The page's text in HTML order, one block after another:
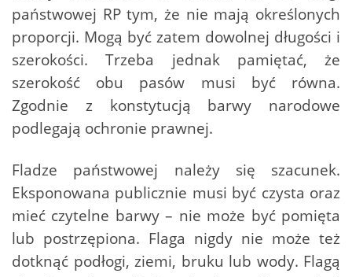
państwowej RP tym, że nie mają określonych
proporcji. Mogą być zatem dowolnej długości i
szerokości. Trzeba jednak pamiętać, że
szerokość obu pasów musi być równa.
Zgodnie z konstytucją barwy narodowe
podlegają ochronie prawnej.
Fladze państwowej należy się szacunek.
Eksponowana publicznie musi być czysta oraz
mieć czytelne barwy – nie może być pomięta
lub postrzępiona. Flaga nigdy nie może też
dotknąć podłogi, ziemi, bruku lub wody. Flagą